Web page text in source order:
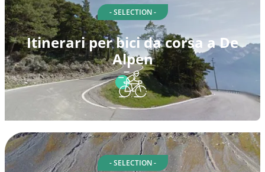
- SELECTION -
Itinerari per bici da corsa a De
Alpen
- SELECTION -